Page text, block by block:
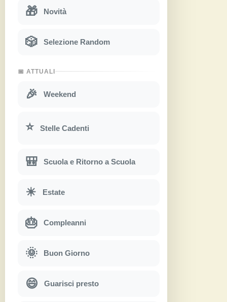
🎁 Novità
🎲 Selezione Random
📅 ATTUALI
🎉 Weekend
⭐ Stelle Cadenti
🎒 Scuola e Ritorno a Scuola
☀ Estate
🎂 Compleanni
🌞 Buon Giorno
😄 Guarisci presto